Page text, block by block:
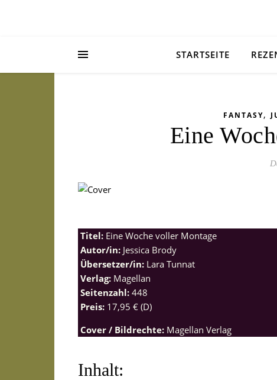
STARTSEITE
FANTASY,
Eine
Titel: Eine Woche voller Montage
Autor/in: Jessica Brody
Übersetzer/in: Lara Tunnat
Verlag: Magellan
Seitenzahl: 448
Preis: 17,95 € (D)
Cover / Bildrechte: Magellan Verlag
Inhalt: